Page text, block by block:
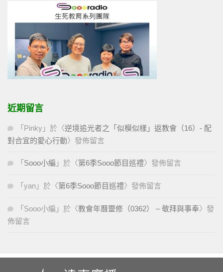
近期留言
「 Pinky 」於〈逆境追光者之「似模似樣」返教會（16）- 配
對合宜的愛心行動〉發佈留言
「 Sooo小編 」於〈第6季Sooo節目巡禮〉發佈留言
「 yan 」於〈第6季Sooo節目巡禮〉發佈留言
「 Sooo小編 」於〈教會年曆靈修（0362） – 敬拜與事奉〉發
佈留言